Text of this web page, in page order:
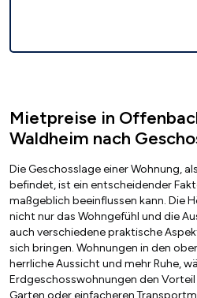
Mietpreise in
Waldheim nach
Die Geschosslage einer Wohnung,
befindet, ist ein entscheidender
maßgeblich beeinflussen kann. Die
nicht nur das Wohngefühl und die
auch verschiedene praktische
sich bringen. Wohnungen in den
herrliche Aussicht und mehr Ruhe,
Erdgeschosswohnungen den